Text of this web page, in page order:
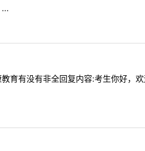
有没有非全回复内容:考生你好，